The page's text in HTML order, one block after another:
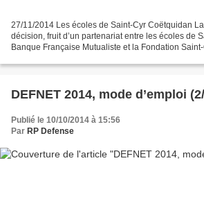
27/11/2014 Les écoles de Saint-Cyr Coëtquidan
décision, fruit d’un partenariat entre les écoles de
Banque Française Mutualiste et la Fondation
DEFNET 2014, mode d’emploi
Publié le 10/10/2014 à 15:56
Par RP Defense